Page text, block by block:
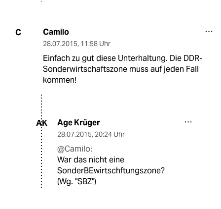
C Camilo
28.07.2015, 11:58 Uhr
Einfach zu gut diese Unterhaltung. Die DDR-
Sonderwirtschaftszone muss auf jeden Fall
kommen!
AK Age Krüger
28.07.2015, 20:24 Uhr
@Camilo:
War das nicht eine
SonderBEwirtschftungszone?
(Wg. "SBZ")